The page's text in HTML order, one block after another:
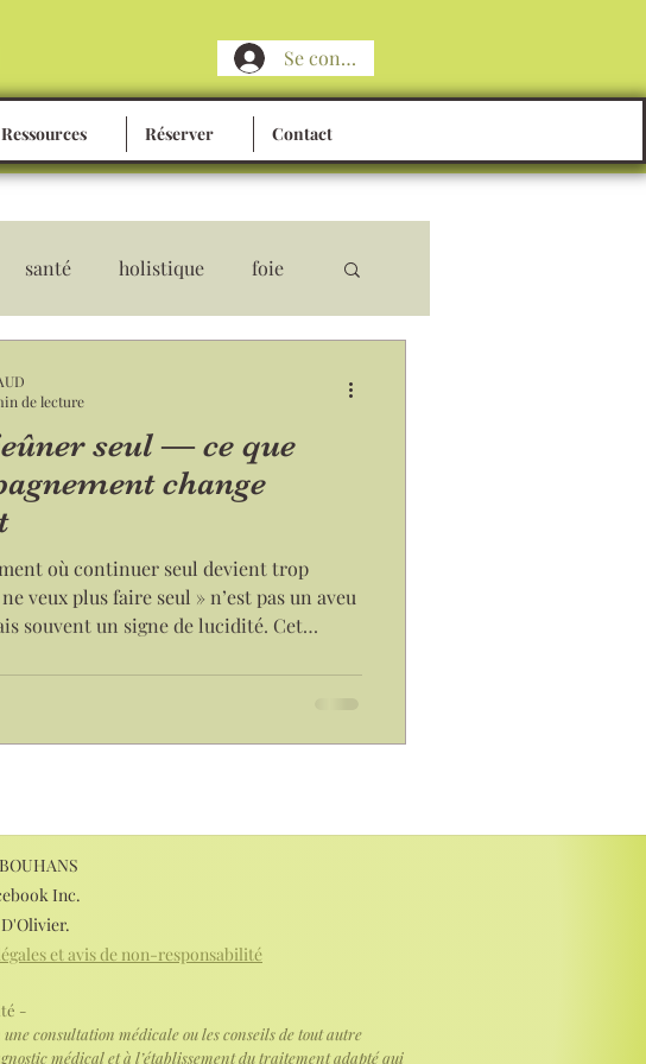
Se connecter
Ressources Réserver Contact
santé holistique foie
silence réussite
seul — ce que
change
où continuer seul devient trop
veux plus faire seul » n’est pas un aveu
souvent un signe de lucidité. Cet
: un cadre, une présence et une
seul, sans renoncer à son autonomie.
de lecture
Inc.
et avis de non-responsabilité
-
consultation médicale ou les conseils de tout autre
médical et à l’établissement du traitement adapté qui